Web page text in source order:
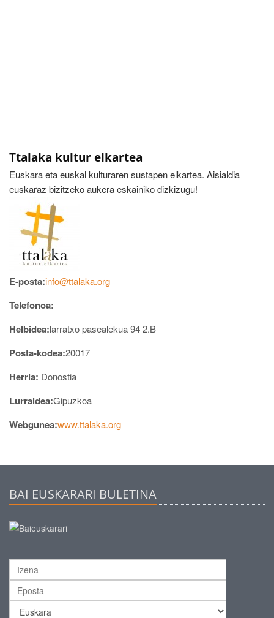
Ttalaka kultur elkartea
Euskara eta euskal kulturaren sustapen elkartea. Aisialdia
euskaraz bizitzeko aukera eskainiko dizkizugu!
E-posta:info@ttalaka.org
Telefonoa:
Helbidea:larratxo pasealekua 94 2.B
Posta-kodea:20017
Herria: Donostia
Lurraldea:Gipuzkoa
Webgunea:www.ttalaka.org
BAI EUSKARARI BULETINA